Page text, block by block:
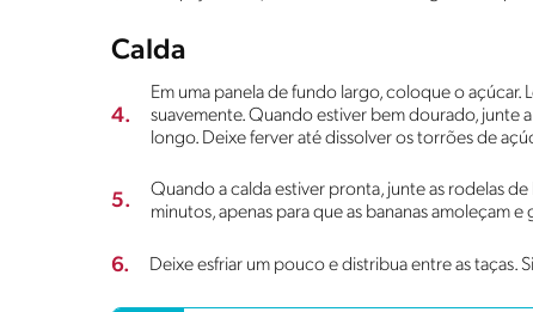
Calda
4.
Em uma panela de fundo largo, coloque o
suavemente. Quando estiver bem dourado, junte
longo. Deixe ferver até dissolver os torrões de
5.
Quando a calda estiver pronta, junte as rodelas
minutos, apenas para que as bananas amoleçam e
6. Deixe esfriar um pouco e distribua entre as taças.